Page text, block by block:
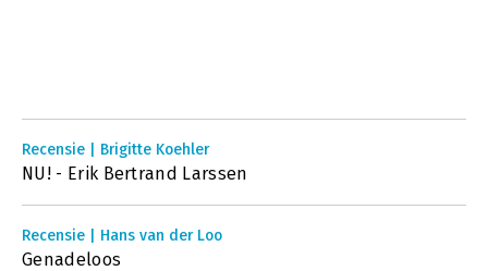
Recensie | Brigitte Koehler
NU! - Erik Bertrand Larssen
Recensie | Hans van der Loo
Genadeloos